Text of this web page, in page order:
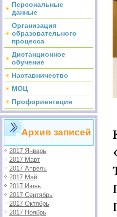
Персональные
данные
Организация
образовательного
процесса
Дистанционное
обучение
Наставничество
МОЦ
Профориентация
Архив записей
2017 Январь
2017 Март
2017 Апрель
2017 Май
2017 Июнь
2017 Сентябрь
2017 Октябрь
2017 Ноябрь